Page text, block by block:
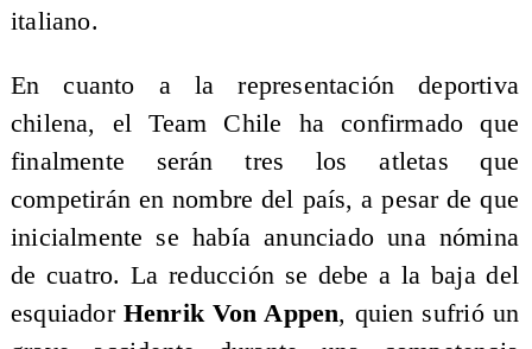
italiano.
En cuanto a la representación deportiva
chilena, el Team Chile ha confirmado que
finalmente serán tres los atletas que
competirán en nombre del país, a pesar de que
inicialmente se había anunciado una nómina
de cuatro. La reducción se debe a la baja del
esquiador Henrik Von Appen, quien sufrió un